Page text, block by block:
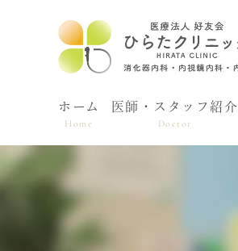
ホーム
Home
医師・スタッフ紹介
Doctor